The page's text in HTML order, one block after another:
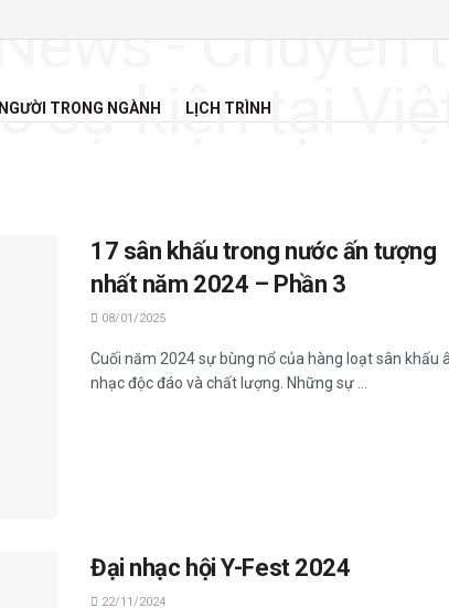
NGƯỜI TRONG NGÀNH LỊCH TRÌNH
17 sân khấu trong nước ấn tượng
nhất năm 2024 – Phần 3
08/01/2025
Cuối năm 2024 sự bùng nổ của hàng loạt sân khấu
nhạc độc đáo và chất lượng. Những sự ...
Đại nhạc hội Y-Fest 2024
22/11/2024